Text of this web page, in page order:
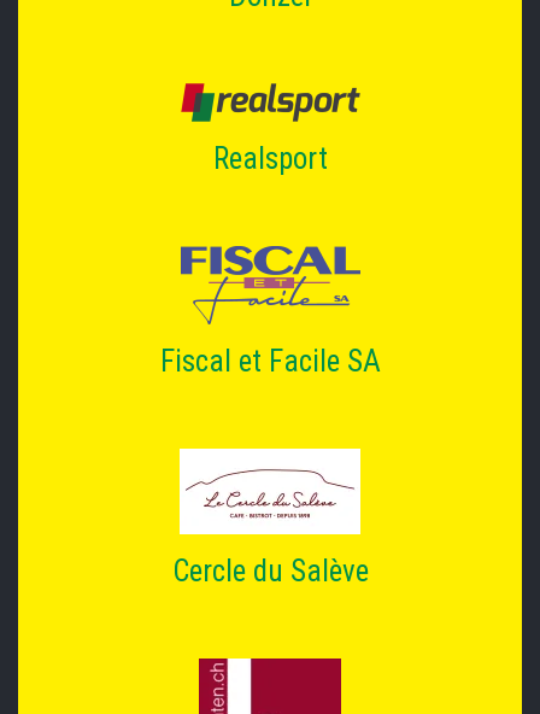
Realsport
Fiscal et Facile SA
Cercle du Salève